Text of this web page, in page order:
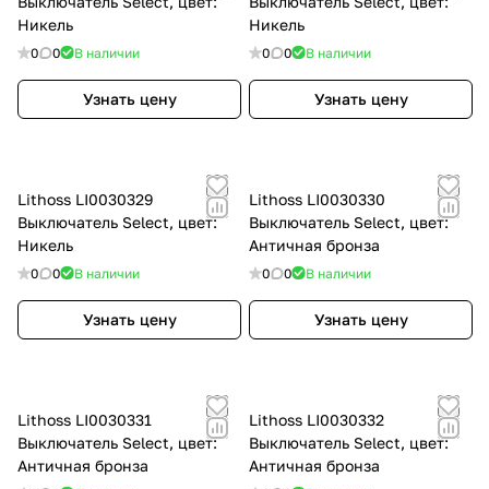
Никель
0 0 В наличии
Узнать цену
Никель
0 0 В наличии
Узнать цену
Lithoss LI0030329
Выключатель Select, цвет:
Никель
0 0 В наличии
Узнать цену
Lithoss LI0030330
Выключатель Select, цвет:
Античная бронза
0 0 В наличии
Узнать цену
Lithoss LI0030331
Выключатель Select, цвет:
Античная бронза
Lithoss LI0030332
Выключатель Select, цвет:
Античная бронза